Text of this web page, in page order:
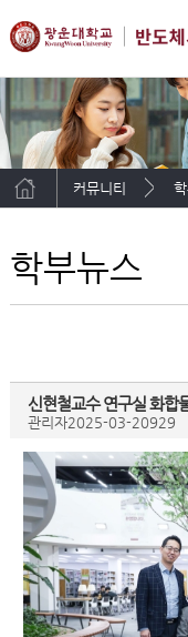
커뮤니티
학부뉴스
신현철교수 연구실 화합
관리자2025-03-20929